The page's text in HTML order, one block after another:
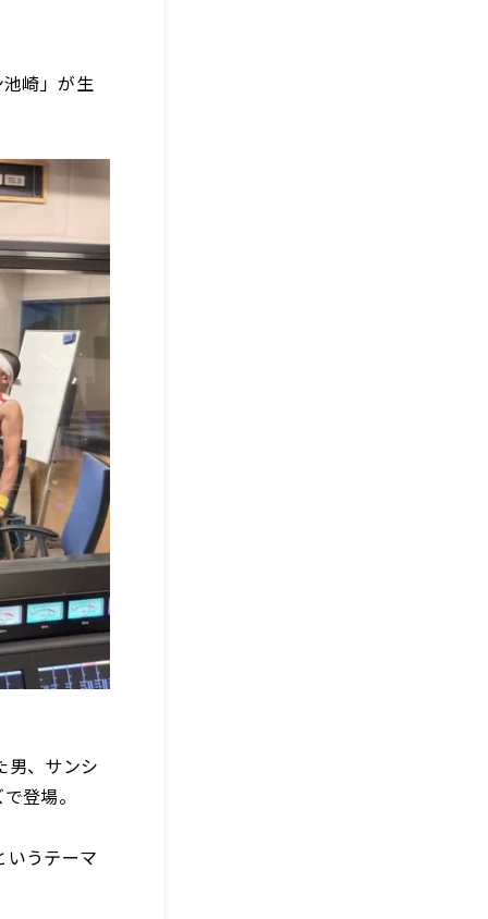
崎」が生
男、サンシ
登場。
いうテーマ